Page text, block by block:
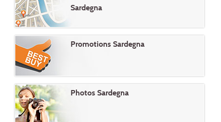
Sardegna
Promotions Sardegna
Photos Sardegna